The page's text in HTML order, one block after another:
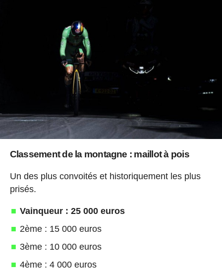
Classement de la montagne : maillot à pois
Un des plus convoités et historiquement les plus
prisés.
Vainqueur : 25 000 euros
2ème : 15 000 euros
3ème : 10 000 euros
4ème : 4 000 euros